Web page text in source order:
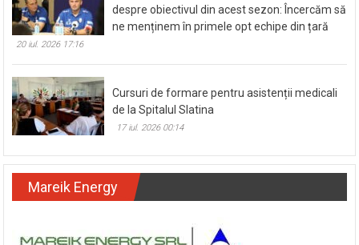
despre obiectivul din acest sezon: Încercăm să
ne menținem în primele opt echipe din țară
20 iul. 2026 17:16
Cursuri de formare pentru asistenții medicali
de la Spitalul Slatina
17 iul. 2026 00:14
Mareik Energy